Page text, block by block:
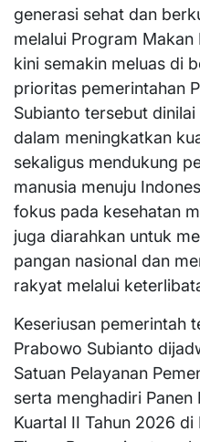
generasi sehat dan
melalui Program
kini semakin meluas di
prioritas pemerintahan
Subianto tersebut
dalam meningkatkan
sekaligus mendukung
manusia menuju
fokus pada kesehatan
juga diarahkan untuk
pangan nasional dan
rakyat melalui
Keseriusan pemerintah
Prabowo Subianto
Satuan Pelayanan
serta menghadiri
Kuartal II Tahun 2026